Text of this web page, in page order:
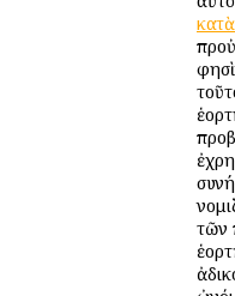
κατὰ
τῶν